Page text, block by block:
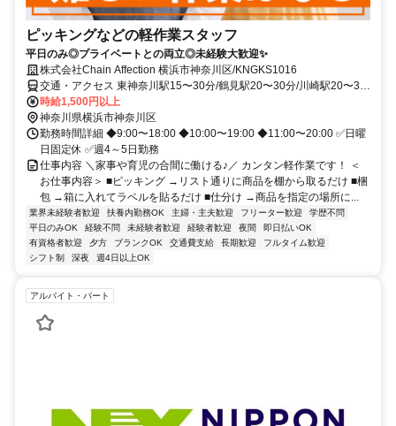
ピッキングなどの軽作業スタッフ
平日のみ◎プライベートとの両立◎未経験大歓迎✨
株式会社Chain Affection 横浜市神奈川区/KNGKS1016
交通・アクセス 東神奈川駅15〜30分/鶴見駅20〜30分/川崎駅20〜35
分
時給1,500円以上
神奈川県横浜市神奈川区
勤務時間詳細 ◆9:00〜18:00 ◆10:00〜19:00 ◆11:00〜20:00 ✅日曜
日固定休 ✅週4～5日勤務
仕事内容 ＼家事や育児の合間に働ける♪／ カンタン軽作業です！ ＜
お仕事内容＞ ■ピッキング →リスト通りに商品を棚から取るだけ ■梱
包 →箱に入れてラベルを貼るだけ ■仕分け →商品を指定の場所に...
業界未経験者歓迎 扶養内勤務OK 主婦・主夫歓迎 フリーター歓迎
学歴不問
平日のみOK
経験不問 未経験者歓迎 経験者歓迎 夜間
即日払いOK
有資格者歓迎
夕方 ブランクOK 交通費支給 長期歓迎
フルタイム歓迎
シフト制
深夜 週4日以上OK
アルバイト・パート